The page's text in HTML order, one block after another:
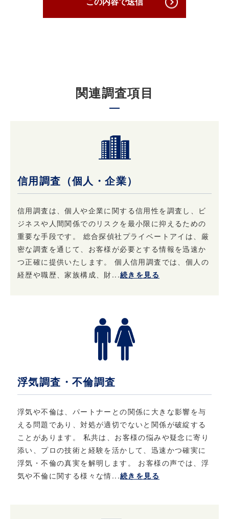
ることはありません。
所、検察庁、警察、 弁護士会、消費者センター
またはこれらに準じた権限を有する機関から、
に応じて情報を開示することがあります。及び
当社の権利や財産を保護する目的で開示するこ
とがあります。
4. 個人情報はいつでも変更・訂正または削除で
きます
当社は、ご本人からお申し出があったときは、
す。 ただし、登録を削除すると提供できないサ
ービスが発生する場合があります。
善について
の他の規範を遵守するとともに、本ポリシーの
内容を適宜見直し、継続的な改善に努めます。
6. お問い合わせ
当社における個人情報保護に関してご質問など
この内容で送信
関連調査項目
信用調査（個人・企業）
信用調査は、個人や企業に関する信用性を調査し、ビ
ジネスや人間関係でのリスクを最小限に抑えるための
重要な手段です。 総合探偵社プライベートアイは、厳
密な調査を通じて、お客様が必要とする情報を迅速か
つ正確に提供いたします。 個人信用調査では、個人の
経歴や職歴、家族構成、財...続きを見る
浮気調査・不倫調査
浮気や不倫は、パートナーとの関係に大きな影響を与
える問題であり、対処が適切でないと関係が破綻する
ことがあります。 私共は、お客様の悩みや疑念に寄り
添い、プロの技術と経験を活かして、迅速かつ確実に
浮気・不倫の真実を解明します。 お客様の声では、浮
気や不倫に関する様々な情...続きを見る